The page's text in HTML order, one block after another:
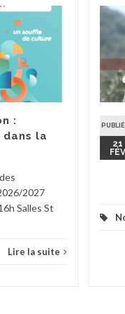
:
dans la
2027
Salles St
Lire la suite
21
FÉV